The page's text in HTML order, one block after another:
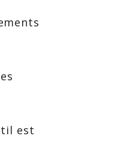
est